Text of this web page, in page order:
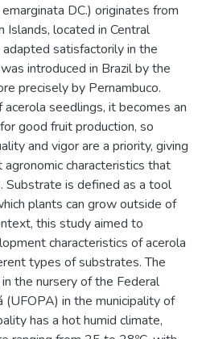
DC.) originates from
Islands, located in Central
satisfactorily in the
introduced in Brazil by the
precisely by Pernambuco.
seedlings, it becomes an
good fruit production, so
and vigor are a priority, giving
characteristics that
Substrate is defined as a tool
plants can grow outside of
this study aimed to
characteristics of acerola
types of substrates. The
the nursery of the Federal
in the municipality of
has a hot humid climate,